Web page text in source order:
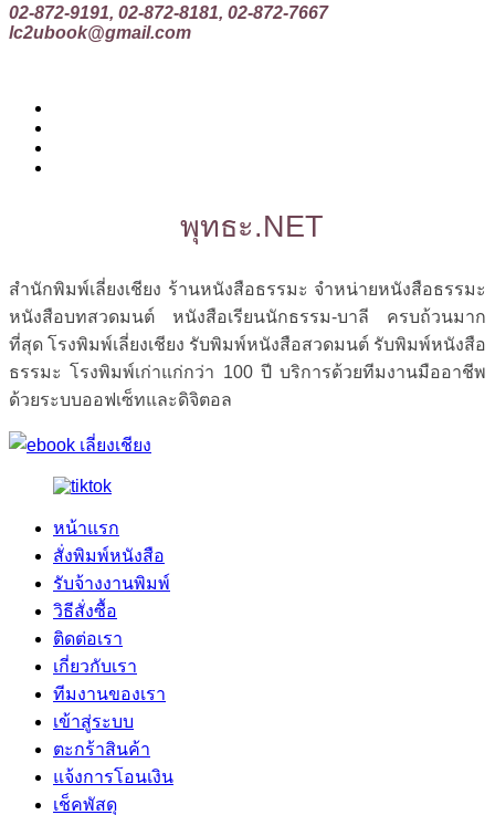
02-872-9191, 02-872-8181, 02-872-7667
lc2ubook@gmail.com
พุทธะ.NET
สำนักพิมพ์เลี่ยงเชียง ร้านหนังสือธรรมะ จำหน่ายหนังสือธรรมะ
หนังสือบทสวดมนต์ หนังสือเรียนนักธรรม-บาลี ครบถ้วนมาก
ที่สุด โรงพิมพ์เลี่ยงเชียง รับพิมพ์หนังสือสวดมนต์ รับพิมพ์หนังสือ
ธรรมะ โรงพิมพ์เก่าแก่กว่า 100 ปี บริการด้วยทีมงานมืออาชีพ
ด้วยระบบออฟเซ็ทและดิจิตอล
หน้าแรก
สั่งพิมพ์หนังสือ
รับจ้างงานพิมพ์
วิธีสั่งซื้อ
ติดต่อเรา
เกี่ยวกับเรา
ทีมงานของเรา
เข้าสู่ระบบ
ตะกร้าสินค้า
แจ้งการโอนเงิน
เช็คพัสดุ